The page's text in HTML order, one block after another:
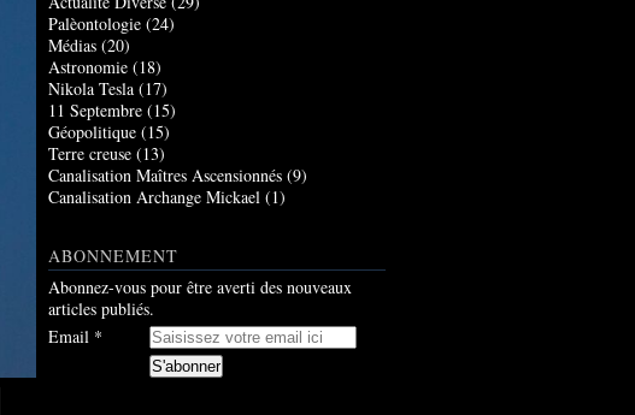
Palèontologie (24)
Médias (20)
Astronomie (18)
Nikola Tesla (17)
11 Septembre (15)
Géopolitique (15)
Terre creuse (13)
Canalisation Maîtres Ascensionnés (9)
Canalisation Archange Mickael (1)
ABONNEMENT
Abonnez-vous pour être averti des nouveaux
articles publiés.
Email